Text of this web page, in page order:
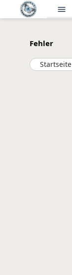
menu
Fehler
Startseite